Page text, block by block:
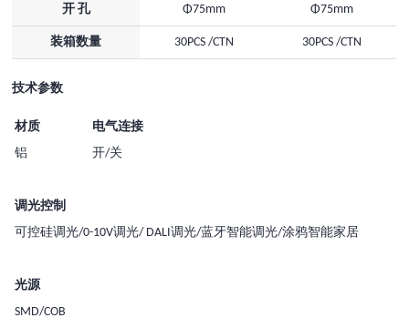
开 孔 Φ75mm Φ75mm
装箱数量 30PCS /CTN 30PCS /CTN
技术参数
材质
电气连接
铝
开/关
调光控制
可控硅调光/0-10V调光/ DALI调光/蓝牙智能调光/涂鸦智能家居
光源
SMD/COB